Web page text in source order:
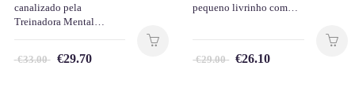
canalizado pela
Treinadora Mental…
€33.00 €29.70
pequeno livrinho com…
€29.00 €26.10